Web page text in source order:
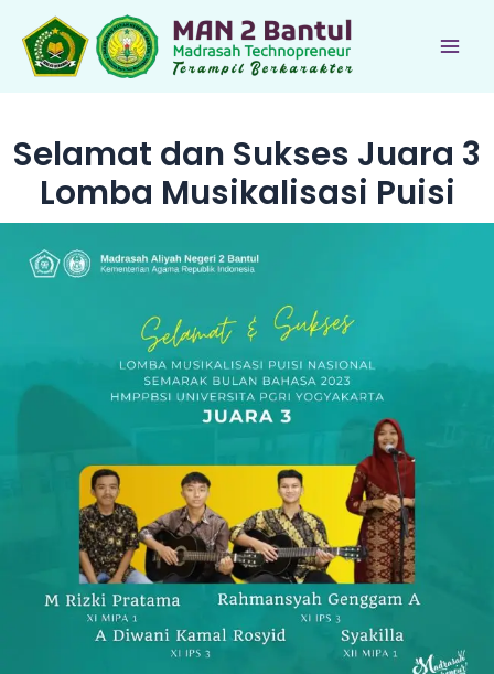
konten
Selamat dan Sukses Juara 3
Lomba Musikalisasi Puisi